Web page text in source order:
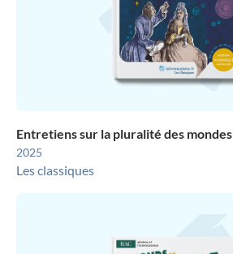
Entretiens sur la pluralité des mondes
2025
Les classiques